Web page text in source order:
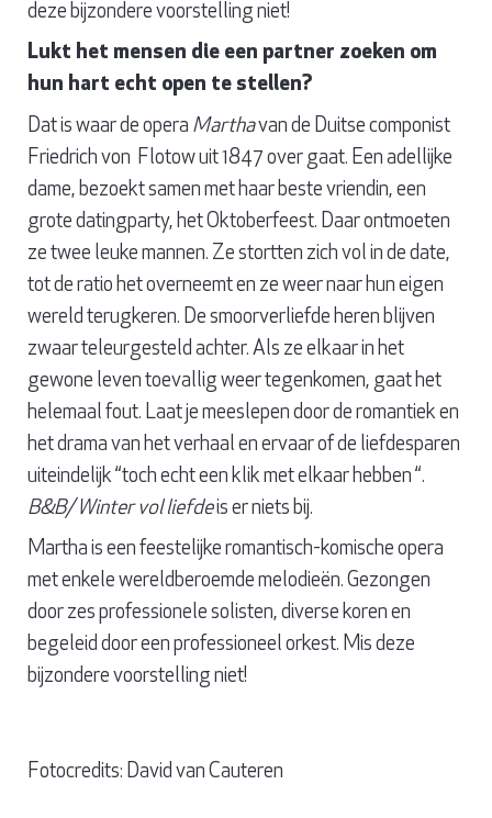
deze bijzondere voorstelling niet!
Lukt het mensen die een partner zoeken om
hun hart echt open te stellen?
Dat is waar de opera Marthavan de Duitse componist
Friedrich von Flotow uit 1847 over gaat. Een adellijke
dame, bezoekt samen met haar beste vriendin, een
grote datingparty, het Oktoberfeest. Daar ontmoeten
ze twee leuke mannen. Ze stortten zich vol in de date,
tot de ratio het overneemt en ze weer naar hun eigen
wereld terugkeren. De smoorverliefde heren blijven
zwaar teleurgesteld achter. Als ze elkaar in het
gewone leven toevallig weer tegenkomen, gaat het
helemaal fout. Laat je meeslepen door de romantiek en
het drama van het verhaal en ervaar of de liefdesparen
uiteindelijk “toch echt een klik met elkaar hebben “.
B&B/ Winter vol liefdeis er niets bij.
Martha is een feestelijke romantisch-komische opera
met enkele wereldberoemde melodieën. Gezongen
door zes professionele solisten, diverse koren en
begeleid door een professioneel orkest. Mis deze
bijzondere voorstelling niet!
Fotocredits: David van Cauteren